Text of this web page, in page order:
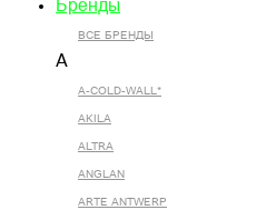
Бренды
ВСЕ БРЕНДЫ
A
A-COLD-WALL*
AKILA
ALTRA
ANGLAN
ARTE ANTWERP